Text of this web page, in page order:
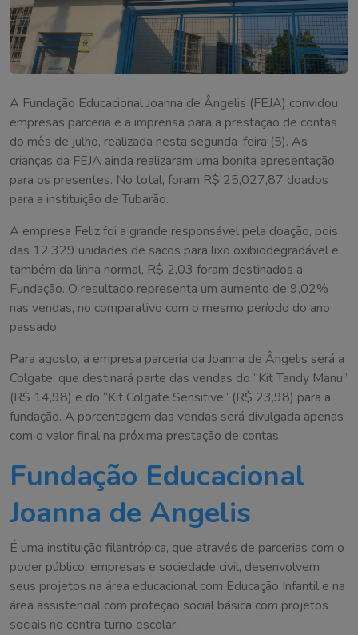
A Fundação Educacional Joanna de Ângelis (FEJA) convidou
empresas parceria e a imprensa para a prestação de contas
do mês de julho, realizada nesta segunda-feira (5). As
crianças da FEJA ainda realizaram uma bonita apresentação
para os presentes. No total, foram R$ 25,027,87 doados
para a instituição de Tubarão.
A empresa Feliz foi a grande responsável pela doação, pois
das 12.329 unidades de sacos para lixo oxibiodegradável e
também da linha normal, R$ 2,03 foram destinados a
Fundação. O resultado representa um aumento de 9,02%
nas vendas, no comparativo com o mesmo período do ano
passado.
Para agosto, a empresa parceria da Joanna de Ângelis será a
Colgate, que destinará parte das vendas do “Kit Tandy Manu”
(R$ 14,98) e do “Kit Colgate Sensitive” (R$ 23,98) para a
fundação. A porcentagem das vendas será divulgada apenas
com o valor final na próxima prestação de contas.
Fundação Educacional
Joanna de Angelis
É uma instituição filantrópica, que através de parcerias com o
poder público, empresas e sociedade civil, desenvolvem
seus projetos na área educacional com Educação Infantil e na
área assistencial com proteção social básica com projetos
sociais no contra turno escolar.